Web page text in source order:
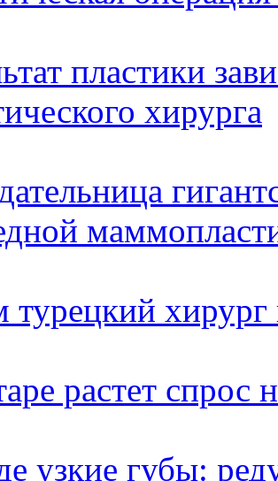
пластики
хирурга
турецкий хирург
растет спрос
узкие губы: